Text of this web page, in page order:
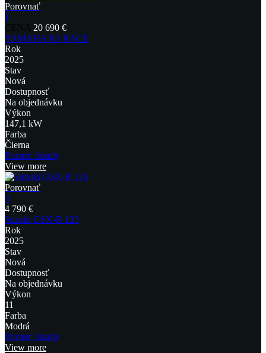
Porovnať
1
20 690 €
YAMAHA R1 RACE
Rok
2025
Stav
Nová
Dostupnosť
Na objednávku
Výkon
147,1 kW
Farba
Čierna
Pozrieť detaily
View more
Porovnať
3
4 790 €
Suzuki GSX-R 125
Rok
2025
Stav
Nová
Dostupnosť
Na objednávku
Výkon
11
Farba
Modrá
Pozrieť detaily
View more